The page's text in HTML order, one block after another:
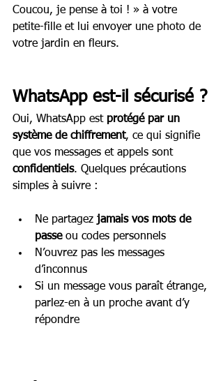
Coucou, je pense à toi ! » à votre
petite-fille et lui envoyer une photo de
votre jardin en fleurs.
WhatsApp est-il sécurisé ?
Oui, WhatsApp est protégé par un
système de chiffrement, ce qui signifie
que vos messages et appels sont
confidentiels. Quelques précautions
simples à suivre :
Ne partagez jamais vos mots de
passe ou codes personnels
N’ouvrez pas les messages
d’inconnus
Si un message vous paraît étrange,
parlez-en à un proche avant d’y
répondre